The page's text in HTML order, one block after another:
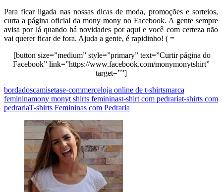
Para ficar ligada nas nossas dicas de moda, promoções e sorteios,
curta a página oficial da mony mony no Facebook. A gente sempre
avisa por lá quando há novidades por aqui e você com certeza não
vai querer ficar de fora. Ajuda a gente, é rapidinho! ( =
[button size=”medium” style=”primary” text=”Curtir página do
Facebook” link=”https://www.facebook.com/monymonytshirt”
target=””]
bordadoscamisetase-commerceloja online de t-shirtsmarca
femininamony monyt shirts femininast-shirt com pedrariat-shirts com
pedrariaT-shirts Femininas com Pedraria